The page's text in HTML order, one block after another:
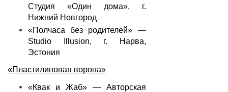
Студия «Один дома», г.
Нижний Новгород
«Полчаса без родителей» —
Studio Illusion, г. Нарва,
Эстония
«Пластилиновая ворона»
«Квак и Жаб» — Авторская